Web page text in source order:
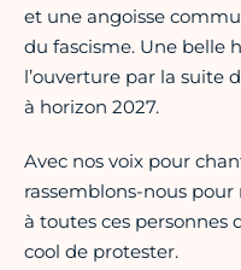
et une angoisse
du fascisme. Une belle
l’ouverture par la suite
à horizon 2027.
Avec nos voix pour
rassemblons-nous
à toutes ces personnes
cool de protester.